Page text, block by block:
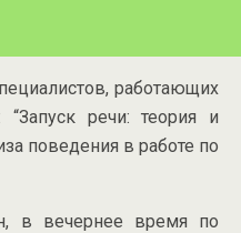
работающих
речи: теория и
поведения в работе по
в вечернее время по